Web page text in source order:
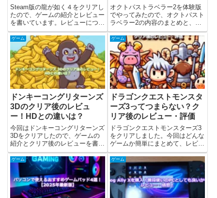
Steam版の龍が如く４をクリアし
たので、ゲームの紹介とレビュー
を書いています。レビューについ
ては、細かいネタバレを避けて書
いています。グーグル検索では
「ストーリー ひどい」などのサ
ジェストがでてきますが、個人的
にストーリーは結構面白かった...
オクトパストラベラー2を体験版
でやってみたので、オクトパスト
ラベラー2の内容のまとめと、体
験版をやったレビューと感想を書
いています。前作はXbox game
pathでプレイして、下記にレビュ
ーと感想を書きました。・オクト
パストラベラーって...
ゲーム
ドンキーコングリターンズ
3Dのクリア後のレビュ
ー！HDとの違いは？
今回はドンキーコングリターンズ
3Dをクリアしたので、ゲームの
紹介とクリア後のレビューを書い
ています。ドンキーコング バナ
ンザが発表され、Switch2にて
2025年7月17日に発売されること
が決まりました。そういえば、ド
ンキーコングリター...
ゲーム
ドラゴンクエストモンスタ
ーズ3ってつまらない？ク
リア後のレビュー・評価
ドラゴンクエストモンスターズ3
をクリアしました。今回はどんな
ゲームか簡単にまとめて、レビュ
ー(感想)をやっていきます。詳細
なストーリーの内容は避けていま
すが、ネタバレしているところも
あります。ドラクエモンスターズ
シリーズは子供の時に「ドラゴ...
ゲーム ゲーム